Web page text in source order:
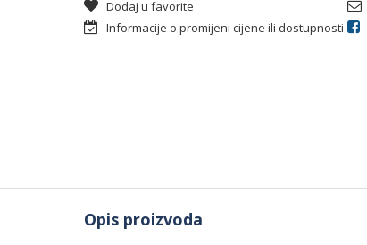
Dodaj u favorite
Informacije o promijeni cijene ili dostupnosti
Opis proizvoda